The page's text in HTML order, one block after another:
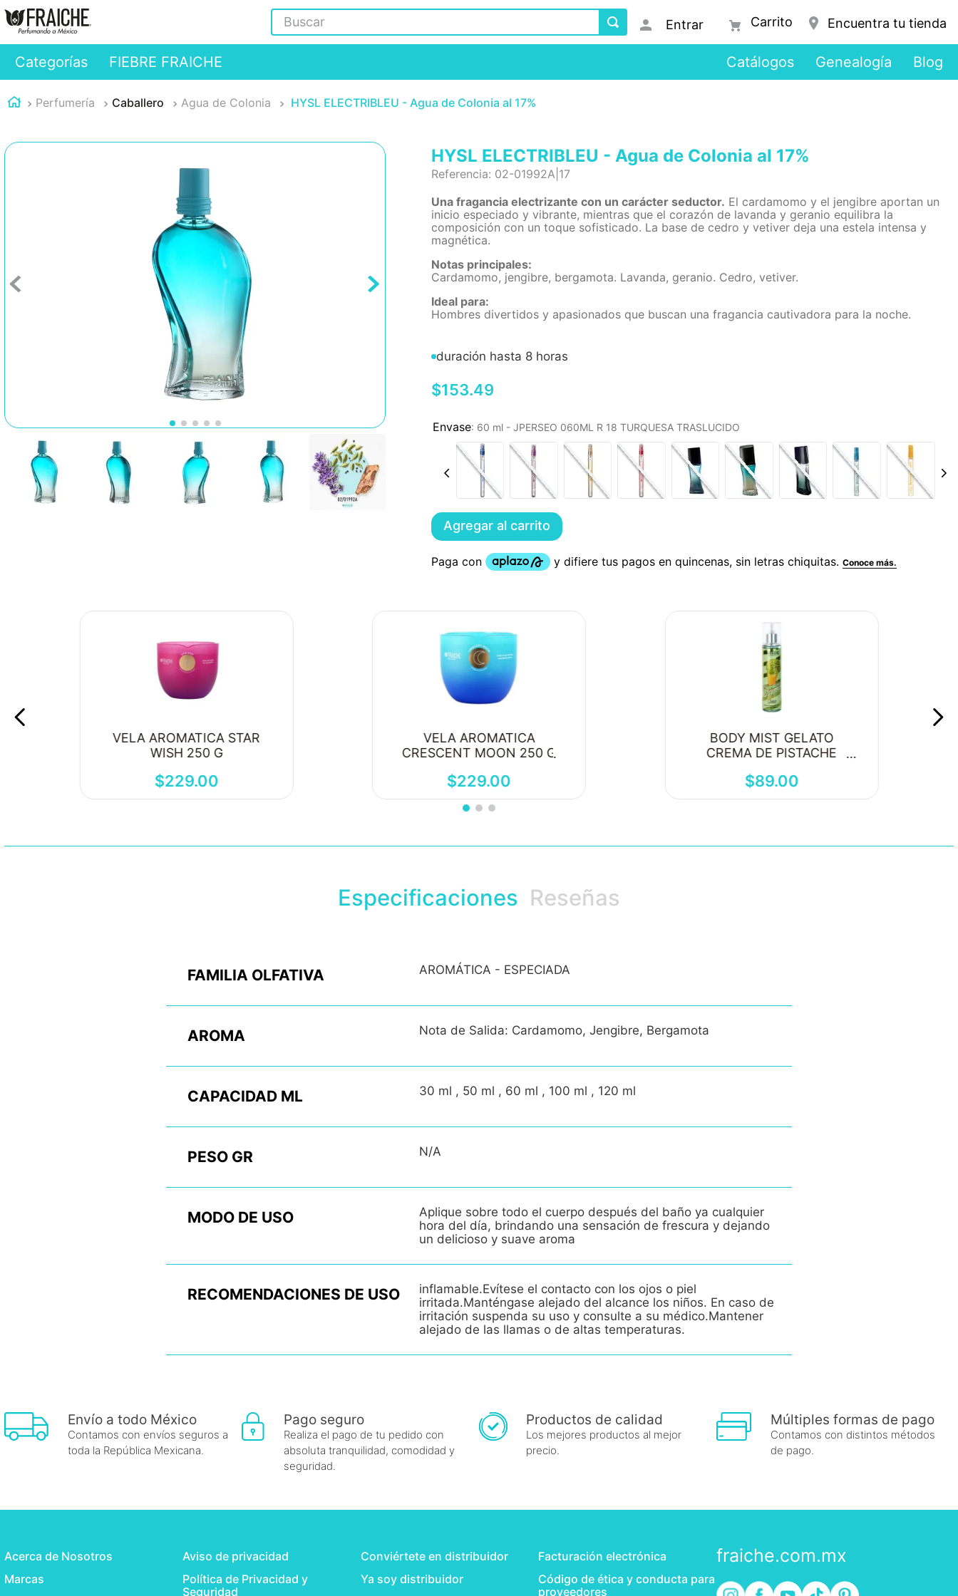
Buscar
Entrar Encuentra tu tienda
Categorías FIEBRE FRAICHE Catálogos Genealogía Blog
Perfumería Caballero Agua de Colonia HYSL ELECTRIBLEU - Agua de Colonia al 17%
HYSL ELECTRIBLEU - Agua de Colonia al 17%
Referencia: 02-01992A|17
Una fragancia electrizante con un carácter seductor. El cardamomo y el jengibre aportan un
inicio especiado y vibrante, mientras que el corazón de lavanda y geranio equilibra la
composición con un toque sofisticado. La base de cedro y vetiver deja una estela intensa y
magnética.
Notas principales:
Cardamomo, jengibre, bergamota. Lavanda, geranio. Cedro, vetiver.
Ideal para:
Hombres divertidos y apasionados que buscan una fragancia cautivadora para la noche.
duración hasta 8 horas
$153.49
: 60 ml - JPERSEO 060ML R 18 TURQUESA TRASLUCIDO
Agregar al carrito
VELA AROMATICA STAR
WISH 250 G
$229.00
VELA AROMATICA
CRESCENT MOON 250 G
$229.00
BODY MIST GELATO
CREMA DE PISTACHE
$89.00
Especificaciones Reseñas
FAMILIA OLFATIVA AROMÁTICA - ESPECIADA
AROMA Nota de Salida: Cardamomo, Jengibre, Bergamota
CAPACIDAD ML 30 ml , 50 ml , 60 ml , 100 ml , 120 ml
PESO GR N/A
MODO DE USO
Aplique sobre todo el cuerpo después del baño ya cualquier
hora del día, brindando una sensación de frescura y dejando
un delicioso y suave aroma
RECOMENDACIONES DE USO
inflamable.Evítese el contacto con los ojos o piel
irritada.Manténgase alejado del alcance los niños. En caso de
irritación suspenda su uso y consulte a su médico.Mantener
alejado de las llamas o de altas temperaturas.
Envío a todo México
Contamos con envíos seguros a
toda la República Mexicana.
Pago seguro
Realiza el pago de tu pedido con
absoluta tranquilidad, comodidad y
seguridad.
Productos de calidad
Los mejores productos al mejor
precio.
Múltiples formas de pago
Contamos con distintos métodos
de pago.
Acerca de Nosotros
Marcas
Aviso de privacidad
Política de Privacidad y
Seguridad
Conviértete en distribuidor
Ya soy distribuidor
Facturación electrónica
Código de ética y conducta para
proveedores
fraiche.com.mx